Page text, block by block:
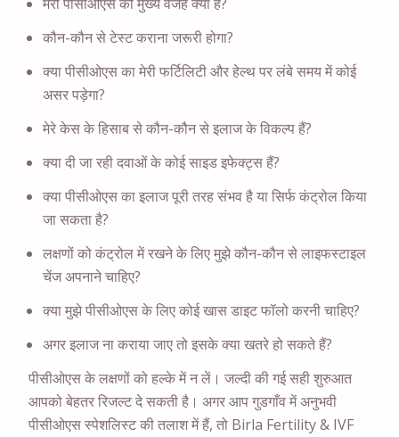
कौन-कौन से टेस्ट कराना जरूरी होगा?
क्या पीसीओएस का मेरी फर्टिलिटी और हेल्थ पर लंबे समय में कोई
असर पड़ेगा?
मेरे केस के हिसाब से कौन-कौन से इलाज के विकल्प हैं?
क्या दी जा रही दवाओं के कोई साइड इफेक्ट्स हैं?
क्या पीसीओएस का इलाज पूरी तरह संभव है या सिर्फ कंट्रोल किया
जा सकता है?
लक्षणों को कंट्रोल में रखने के लिए मुझे कौन-कौन से लाइफस्टाइल
चेंज अपनाने चाहिए?
क्या मुझे पीसीओएस के लिए कोई खास डाइट फॉलो करनी चाहिए?
अगर इलाज ना कराया जाए तो इसके क्या खतरे हो सकते हैं?
पीसीओएस के लक्षणों को हल्के में न लें। जल्दी की गई सही शुरुआत
आपको बेहतर रिजल्ट दे सकती है। अगर आप गुडगाँव में अनुभवी
पीसीओएस स्पेशलिस्ट की तलाश में हैं, तो Birla Fertility & IVF